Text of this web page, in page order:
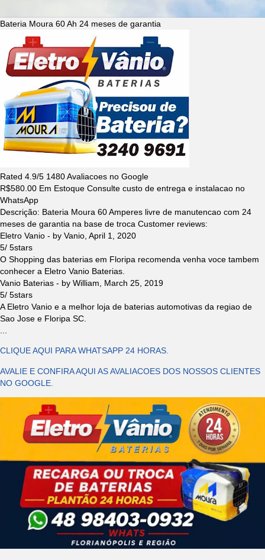
Bateria Moura 60 Ah 24 meses de garantia
Rated 4.9/5 1480Avaliacoes no Google
R$580.00 Em Estoque Consulte custo de entrega e instalacao no
WhatsApp
Descrição: Bateria Moura 60 Amperes livre de manutencao com 24
meses de garantia na base de troca Customer reviews:
Eletro Vanio - by Vanio April 1, 2020
5/ 5stars
O Shopping das baterias em Floripa recomenda venha voce tambem
conhecer a Eletro Vanio Baterias.
Vanio Baterias - by William
March 25, 2019
5/ 5stars
A Eletro Vanio e a melhor loja de baterias automotivas da regiao de
Sao Jose e Floripa SC.
CLIQUE AQUI PARA WHATSAPP 24 HORAS.
AVALIE E CONFIRA AQUI AS AVALIACOES DOS NOSSOS CLIENTES
NO GOOGLE.